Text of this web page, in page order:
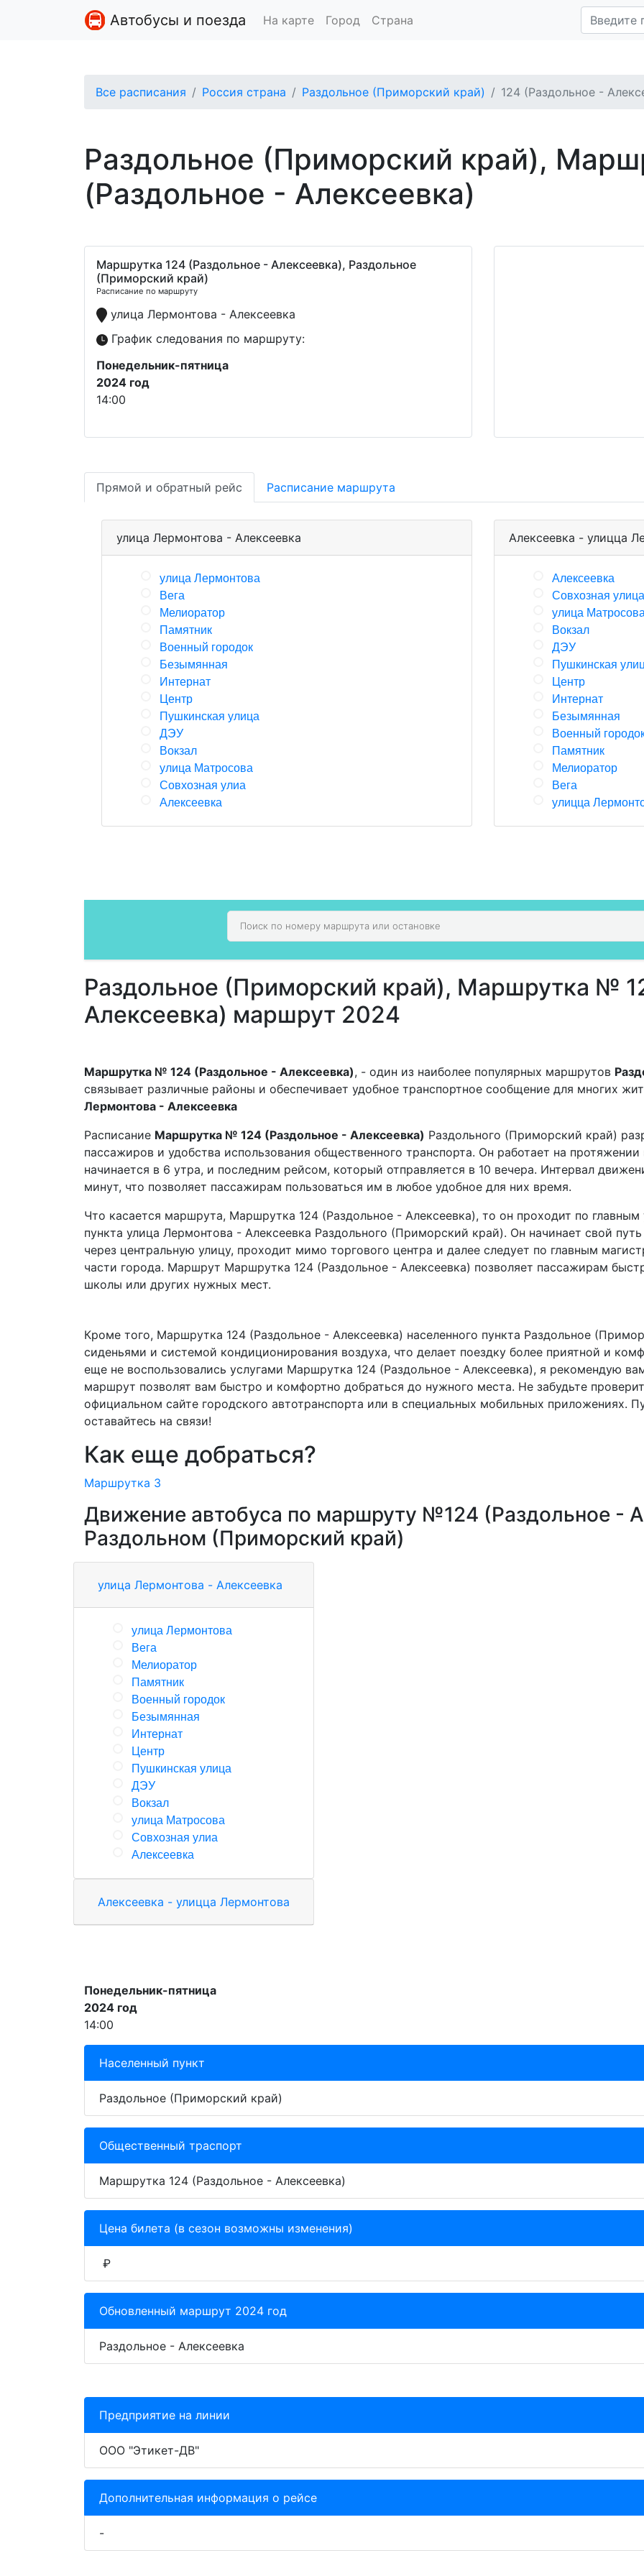
Автобусы и поезда На карте Город Страна
Все расписания Россия страна Раздольное (Приморский край) 124 (Раздольное -
Раздольное (Приморский край),
(Раздольное - Алексеевка)
Маршрутка 124 (Раздольное - Алексеевка), Раздольное
(Приморский край)
Расписание по маршруту
улица Лермонтова - Алексеевка
График следования по маршруту:
Понедельник-пятница
2024 год
14:00
Прямой и обратный рейс Расписание маршрута
улица Лермонтова - Алексеевка
улица Лермонтова
Вега
Мелиоратор
Памятник
Военный городок
Безымянная
Интернат
Центр
Пушкинская улица
ДЭУ
Вокзал
улица Матросова
Совхозная улиа
Алексеевка
Алексеевка - улицца
Алексеевка
Совхозная улица
улица Матросова
Вокзал
ДЭУ
Пушкинская
Центр
Интернат
Безымянная
Военный
Памятник
Мелиоратор
Вега
улицца
Раздольное (Приморский край), Маршрутка №
Алексеевка) маршрут 2024
Маршрутка № 124 (Раздольное - Алексеевка), - один из наиболее популярных маршрутов
связывает различные районы и обеспечивает удобное транспортное сообщение для многих
Лермонтова - Алексеевка
Расписание Маршрутка № 124 (Раздольное - Алексеевка) Раздольного (Приморский край)
пассажиров и удобства использования общественного транспорта. Он работает на
начинается в 6 утра, и последним рейсом, который отправляется в 10 вечера. Интервал
минут, что позволяет пассажирам пользоваться им в любое удобное для них время.
Что касается маршрута, Маршрутка 124 (Раздольное - Алексеевка), то он проходит по
пункта улица Лермонтова - Алексеевка Раздольного (Приморский край). Он начинает свой
через центральную улицу, проходит мимо торгового центра и далее следует по главным
части города. Маршрут Маршрутка 124 (Раздольное - Алексеевка) позволяет пассажирам
школы или других нужных мест.
Кроме того, Маршрутка 124 (Раздольное - Алексеевка) населенного пункта Раздольное
сиденьями и системой кондиционирования воздуха, что делает поездку более приятной и
еще не воспользовались услугами Маршрутка 124 (Раздольное - Алексеевка), я рекомендую
маршрут позволят вам быстро и комфортно добраться до нужного места. Не забудьте
официальном сайте городского автотранспорта или в специальных мобильных приложениях.
оставайтесь на связи!
Как еще добраться?
Маршрутка 3
Движение автобуса по маршруту №124 (Раздольное -
Раздольном (Приморский край)
улица Лермонтова - Алексеевка
улица Лермонтова
Вега
Мелиоратор
Памятник
Военный городок
Безымянная
Интернат
Центр
Пушкинская улица
ДЭУ
Вокзал
улица Матросова
Совхозная улиа
Алексеевка
Алексеевка - улицца Лермонтова
Понедельник-пятница
2024 год
14:00
Населенный пункт
Раздольное (Приморский край)
Общественный траспорт
Маршрутка 124 (Раздольное - Алексеевка)
Цена билета (в сезон возможны изменения)
₽
Обновленный маршрут 2024 год
Раздольное - Алексеевка
Предприятие на линии
ООО "Этикет-ДВ"
Дополнительная информация о рейсе
-